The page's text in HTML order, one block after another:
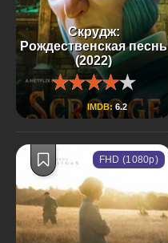
Скрудж:
Рождественская песнь
(2022)
IMDB:6.2
FHD (1080p)